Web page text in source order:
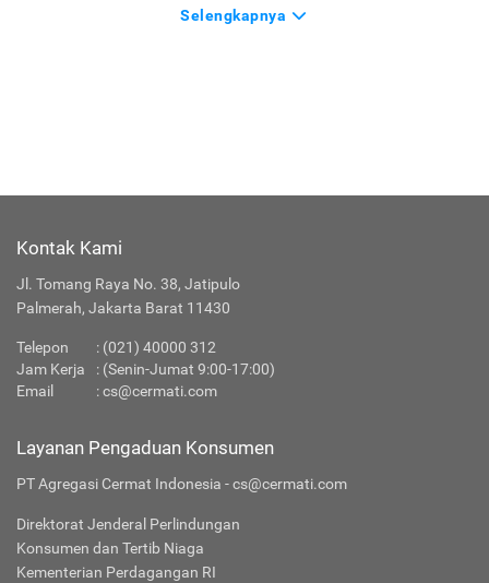
Selengkapnya
Kontak Kami
Jl. Tomang Raya No. 38, Jatipulo
Palmerah, Jakarta Barat 11430
Telepon : (021) 40000 312
Jam Kerja
: (Senin-Jumat 9:00-17:00)
Email
:cs@cermati.com
Layanan Pengaduan Konsumen
PT Agregasi Cermat Indonesia - cs@cermati.com
Direktorat Jenderal Perlindungan
Konsumen dan Tertib Niaga
Kementerian Perdagangan RI